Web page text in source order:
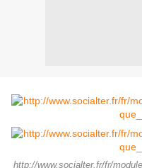
http://www.socialter.fr/fr/